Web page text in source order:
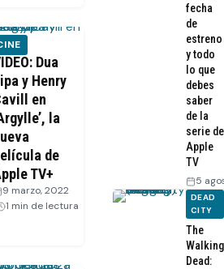
Dua
y Henry
en
la
de
TV+
9 marzo, 2022
1 min de lectura
fecha
de
estreno
y todo
lo que
debes
saber
de la
serie de
Apple
TV
5
DEAD
CITY
The
Walking
Dead: